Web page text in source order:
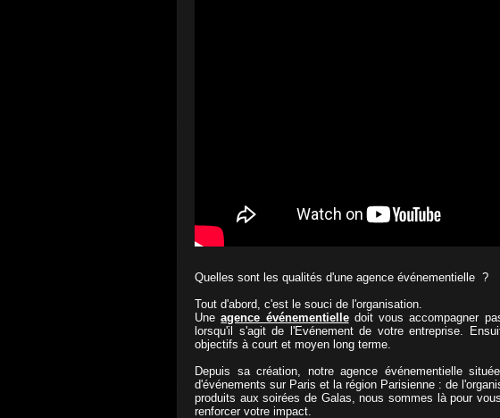
Quelles sont les qualités d'une agence événementielle ?
Tout d'abord, c'est le souci de l'organisation.
Uneagence événementielledoit vous accompagner
lorsqu'il s'agit de l'Evénement de votre entreprise.
objectifs à court et moyen long terme.
Depuis sa création, notre agence événementielle
d'événements sur Paris et la région Parisienne : de
produits aux soirées de Galas, nous sommes là pour
renforcer votre impact.